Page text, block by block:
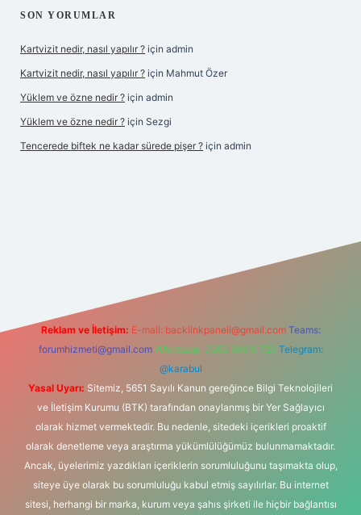
SON YORUMLAR
Kartvizit nedir, nasıl yapılır ? için admin
Kartvizit nedir, nasıl yapılır ? için Mahmut Özer
Yüklem ve özne nedir ? için admin
Yüklem ve özne nedir ? için Sezgi
Tencerede biftek ne kadar sürede pişer ? için admin
https://betexpergir.net/
Reklam ve İletişim: E-mail: backlinkpaneli@gmail.com Teams:
forumhizmeti@gmail.com Whatsapp: 0262 606 0 726 Telegram:
@karabul
Yasal Uyarı: Sitemiz, 5651 Sayılı Kanun gereğince Bilgi Teknolojileri
ve İletişim Kurumu (BTK) tarafından onaylanmış bir Yer Sağlayıcı
olarak hizmet vermektedir. Bu nedenle, sitedeki içerikleri proaktif
olarak denetleme veya araştırma yükümlülüğümüz bulunmamaktadır.
Ancak, üyelerimiz yazdıkları içeriklerin sorumluluğunu taşımakta olup,
siteye üye olarak bu sorumluluğu kabul etmiş sayılırlar. Bu internet
sitesi, herhangi bir marka, kurum veya şahıs şirketi ile hiçbir bağlantısı